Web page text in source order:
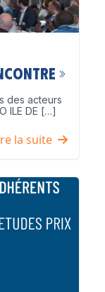
»
des acteurs
ILE DE […]
la suite